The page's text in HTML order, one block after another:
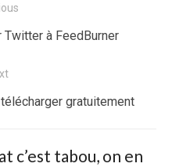
à FeedBurner
gratuitement
c’est tabou, on en